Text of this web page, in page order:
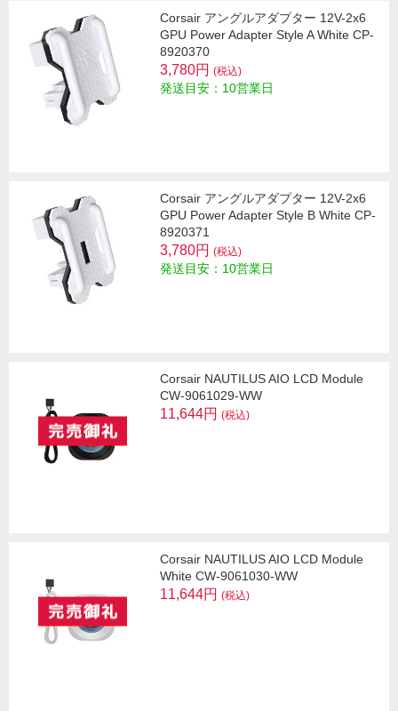
Corsair アングルアダプター 12V-2x6
GPU Power Adapter Style A White CP-
8920370
3,780円 (税込)
発送目安：10営業日
Corsair アングルアダプター 12V-2x6
GPU Power Adapter Style B White CP-
8920371
3,780円 (税込)
発送目安：10営業日
Corsair NAUTILUS AIO LCD Module
CW-9061029-WW
11,644円 (税込)
Corsair NAUTILUS AIO LCD Module
White CW-9061030-WW
11,644円 (税込)